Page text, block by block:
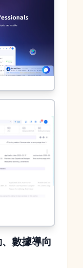
數據導向